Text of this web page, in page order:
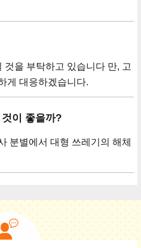
것을 부탁하고 있습니다 만, 고
게 대응하겠습니다.
이 좋을까?
분별에서 대형 쓰레기의 해체